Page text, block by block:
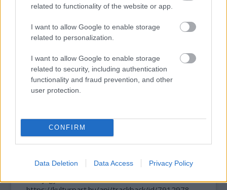
related to functionality of the website or app.
I want to allow Google to enable storage
related to personalization.
I want to allow Google to enable storage
related to security, including authentication
functionality and fraud prevention, and other
user protection.
CONFIRM
Data Deletion Data Access Privacy Policy
AZ EMBERSÉG ÜNNEPE
„NEM TÖBB EZER EMBERRE UTAZUNK, HANEM
EGY VÁLOGATOTT TÁRSASÁGRA”